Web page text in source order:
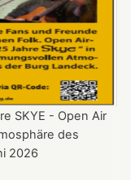
SKYE - Open Air
des
2026